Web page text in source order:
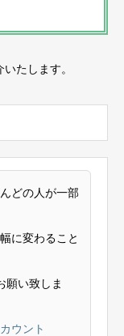
たします。
どの人が一部
に変わること
願い致しま
ウント